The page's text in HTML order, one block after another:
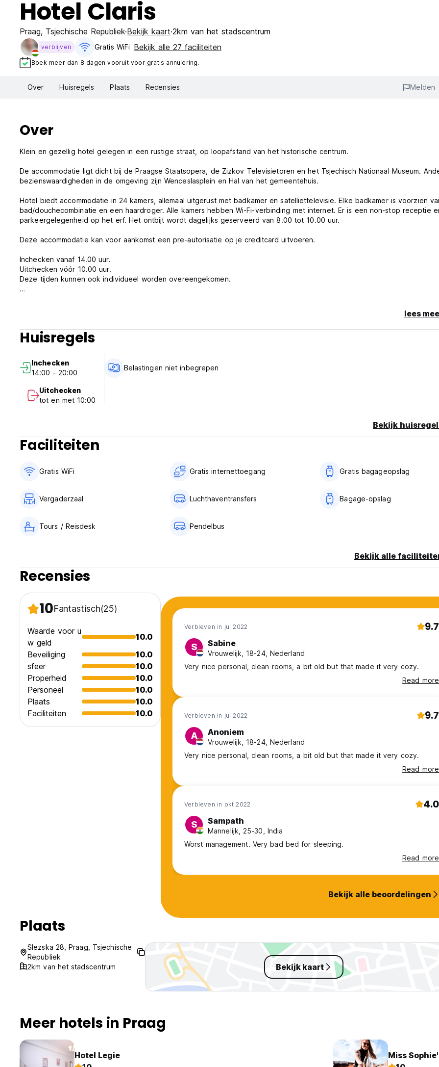
Hotel Claris
Praag, Tsjechische Republiek Bekijk kaart 2km van het stadscentrum
verblijven Gratis WiFi Bekijk alle 27 faciliteiten
Boek meer dan 8 dagen vooruit voor gratis annulering.
Over Huisregels Plaats Recensies Melden
Over
Klein en gezellig hotel gelegen in een rustige straat, op loopafstand van het historische centrum.
De accommodatie ligt dicht bij de Praagse Staatsopera, de Zizkov Televisietoren en het Tsjechisch Nationaal Museum.
bezienswaardigheden in de omgeving zijn Wenceslasplein en Hal van het gemeentehuis.
Hotel biedt accommodatie in 24 kamers, allemaal uitgerust met badkamer en satelliettelevisie. Elke badkamer is voorzien
bad/douchecombinatie en een haardroger. Alle kamers hebben Wi-Fi-verbinding met internet. Er is een non-stop receptie
parkeergelegenheid op het erf. Het ontbijt wordt dagelijks geserveerd van 8.00 tot 10.00 uur.
Deze accommodatie kan voor aankomst een pre-autorisatie op je creditcard uitvoeren.
Inchecken vanaf 14.00 uur.
Uitchecken vóór 10.00 uur.
Deze tijden kunnen ook individueel worden overeengekomen.
Exclusief ontbijt
Geen avondklok.
Huisdiervriendelijk.
Niet roken. (Auto-translated from original language)
lees
Huisregels
Inchecken
14:00 - 20:00
Uitchecken
tot en met 10:00
Belastingen niet inbegrepen
Bekijk
Faciliteiten
Gratis WiFi Gratis internettoegang Gratis bagageopslag
Vergaderzaal Luchthaventransfers Bagage-opslag
Tours / Reisdesk Pendelbus
Bekijk alle
Recensies
10Fantastisch(25)
Waarde voor u
w geld
10.0
Beveiliging
10.0
sfeer
10.0
Properheid
10.0
Personeel
10.0
Plaats
10.0
Faciliteiten
10.0
Verbleven in jul 2022 9.7
S Sabine
Vrouwelijk, 18-24, Nederland
Very nice personal, clean rooms, a bit old but that made it very cozy.
Read more
Verbleven in jul 2022 9.7
A Anoniem
Vrouwelijk, 18-24, Nederland
Very nice personal, clean rooms, a bit old but that made it very cozy.
Read more
Verbleven in okt 2022 4.0
S Sampath
Mannelijk, 25-30, India
Worst management. Very bad bed for sleeping.
Read more
Bekijk alle beoordelingen
Plaats
Slezska 28, Praag, Tsjechische
Republiek
2km van het stadscentrum
Bekijk kaart
Meer hotels in Praag
Hotel Legie
Miss